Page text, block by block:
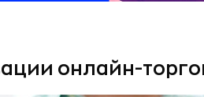
онлайн-